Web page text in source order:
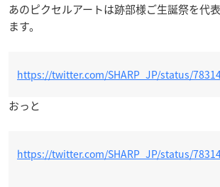
あのピクセルアートは跡部様ご生誕祭を代
ます。
https://twitter.com/SHARP_JP/status/
おっと
https://twitter.com/SHARP_JP/status/